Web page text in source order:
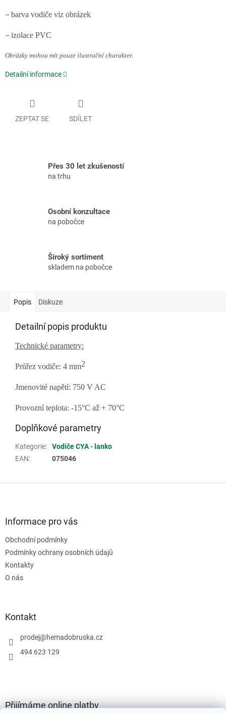
– barva vodiče viz obrázek
– izolace PVC
Obrázky mohou mít pouze ilustrační charakter.
Detailní informace
ZEPTAT SE SDÍLET
Přes 30 let zkušeností
na trhu
Osobní konzultace
na pobočce
Široký sortiment
skladem na pobočce
Popis Diskuze
Detailní popis produktu
Technické parametry:
Průřez vodiče: 4 mm2
Jmenovité napětí: 750 V AC
Provozní teplota: -15°C až + 70°C
Doplňkové parametry
Kategorie:
Vodiče CYA - lanko
EAN: 075046
Informace pro vás
Obchodní podmínky
Podmínky ochrany osobních údajů
Kontakty
O nás
Kontakt
prodej@hemadobruska.cz
494 623 129
Přijímáme online platby